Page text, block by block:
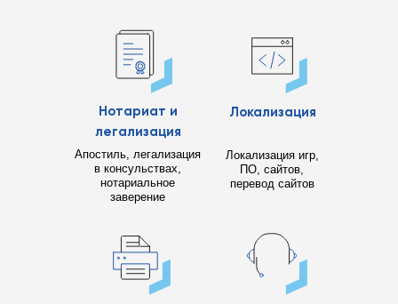
Локализация
Нотариат и
легализация
Локализация игр,
ПО, сайтов,
перевод сайтов
Апостиль, легализация
в консульствах,
нотариальное
заверение